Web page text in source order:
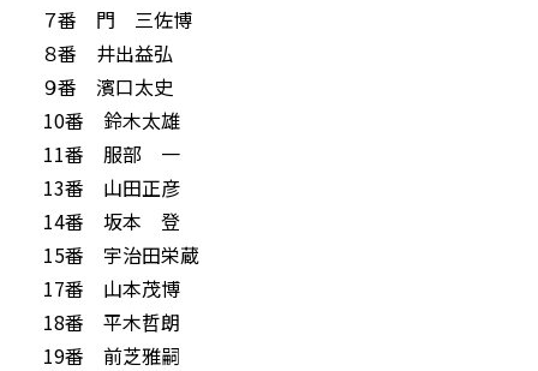
７番 門 三佐博
８番 井出益弘
９番 濱口太史
10番 鈴木太雄
11番 服部 一
13番 山田正彦
14番 坂本 登
15番 宇治田栄蔵
17番 山本茂博
18番 平木哲朗
19番 前芝雅嗣